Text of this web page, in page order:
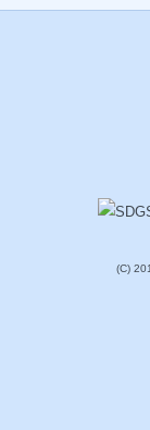
(C)